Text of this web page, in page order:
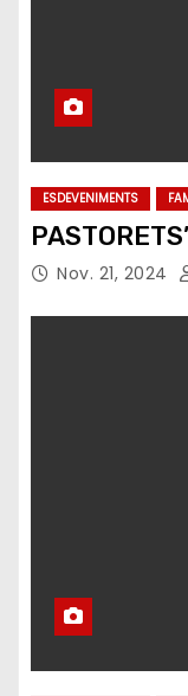
ESDEVENIMENTS
Nov. 21, 2024